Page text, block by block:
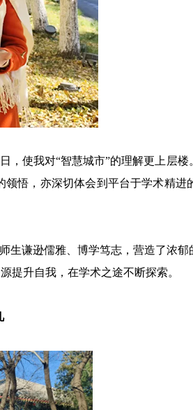
使我对“智慧城市”的理解更上层
悟，亦深切体会到平台于学术精
谦逊儒雅、博学笃志，营造了浓
提升自我，在学术之途不断探索。